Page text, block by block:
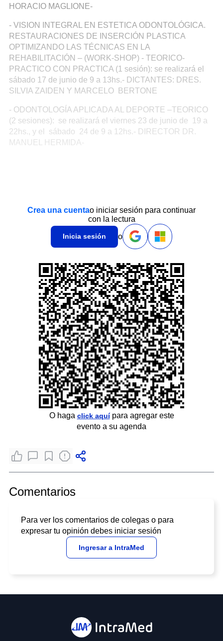
HORACIO MAGLIONE-
- VISION INTEGRAL EN ESTETICA ODONTOLÓGICA.
RESTAURACIONES DE INSERCIÓN PLASTICA
OPTIMIZANDO LAS TÉCNICAS EN LA
REHABILITACIÓN – (WORK-SHOP) - TEORICO-
PRACTICO CON PRACTICA (1 sesión): se realizará el
sábado 17 de junio de 9 a 13hs.- DICTANTES: DRES.
SILVIA ZAIDEN Y MARCELO BERTONE
- ODONTOLOGÍA APLICADA AL DEPORTE –TEORICO
(2 sesiones): se realizará el viernes 23 de junio de 19 a
22hs., y el sábado 24 de 9 a 12hs.- DIRECTOR DR.
MANUEL HERMIDA-
Crea una cuentao iniciar sesión para continuar
con la lectura
Inicia sesión o
O haga click aquípara agregar este
evento a su agenda
Comentarios
Para ver los comentarios de colegas o para
expresar tu opinión debes iniciar sesión
Ingresar a IntraMed